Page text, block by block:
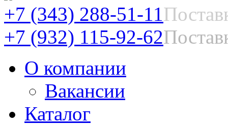
+7 (343) 288-51-11
+7 (932) 115-92-62
О компании
Вакансии
Каталог